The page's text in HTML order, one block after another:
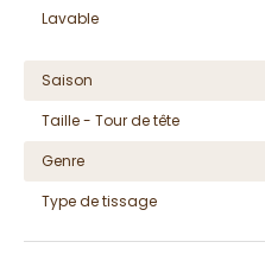
Lavable
Saison
Taille - Tour de tête
Genre
Type de tissage